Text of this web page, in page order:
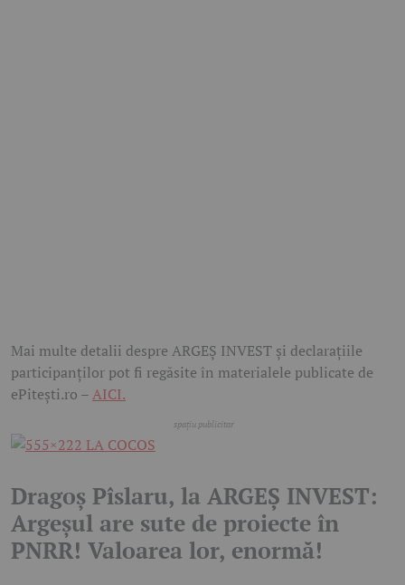
Mai multe detalii despre ARGEȘ INVEST și declarațiile
participanților pot fi regăsite în materialele publicate de
ePitești.ro –AICI.
Dragoș Pîslaru, la ARGEȘ INVEST:
Argeșul are sute de proiecte în
PNRR! Valoarea lor, enormă!